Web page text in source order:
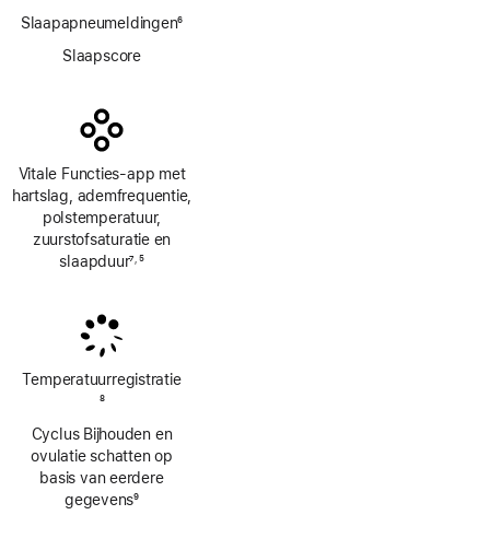
Slaapapneumeldingen6
Slaapscore
Vitale Functies-app met
hartslag, ademfrequentie,
polstemperatuur,
zuurstofsaturatie en
slaapduur7 5
Temperatuur­registratie
8
Cyclus Bijhouden en
ovulatie schatten op
basis van eerdere
gegevens9